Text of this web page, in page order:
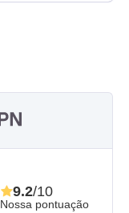
Nossa pontuação
9.2/10